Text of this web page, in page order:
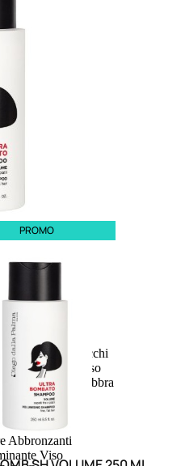
UP
Primer Occhi
Primer Viso
E Cofanetti Occhi
E Cofanetti Viso
E Cofanetti Labbra
Blush
Abbronzanti
Viso
PROMO